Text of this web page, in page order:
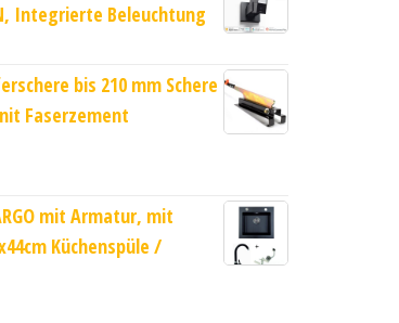
Integrierte Beleuchtung
bis 210 mm Schere
Faserzement
mit Armatur, mit
Küchenspüle /